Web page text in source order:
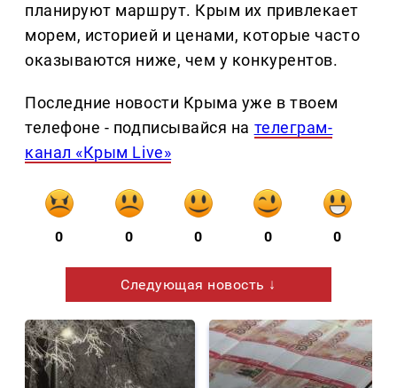
планируют маршрут. Крым их привлекает
морем, историей и ценами, которые часто
оказываются ниже, чем у конкурентов.
Последние новости Крыма уже в твоем
телефоне - подписывайся на телеграм-
канал «Крым Live»
0 0 0 0 0
Следующая новость ↓